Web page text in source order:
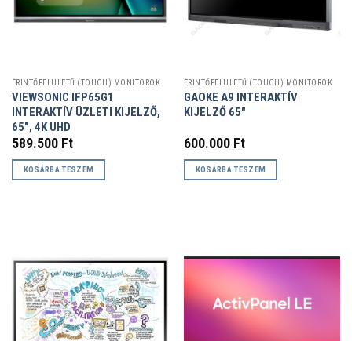
ÉRINTŐFELÜLETŰ (TOUCH) MONITOROK
VIEWSONIC IFP65G1
INTERAKTÍV ÜZLETI KIJELZŐ,
65″, 4K UHD
589.500 Ft
KOSÁRBA TESZEM
ÉRINTŐFELÜLETŰ (TOUCH) MONITOROK
GAOKE A9 INTERAKTÍV
KIJELZŐ 65″
600.000 Ft
KOSÁRBA TESZEM